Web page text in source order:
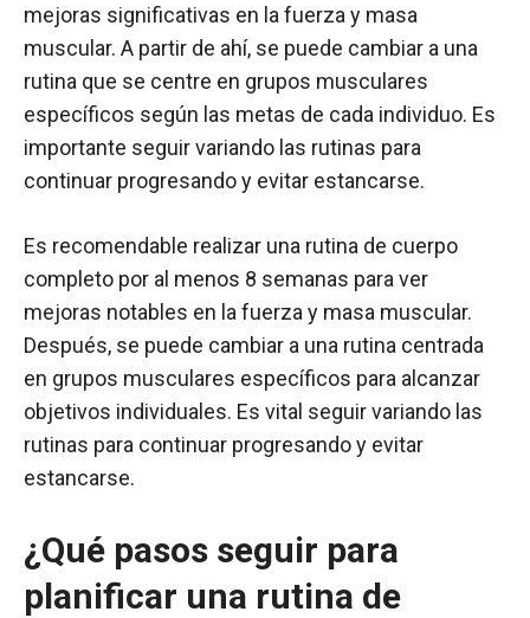
mejoras significativas en la fuerza y masa
muscular. A partir de ahí, se puede cambiar a una
rutina que se centre en grupos musculares
específicos según las metas de cada individuo. Es
importante seguir variando las rutinas para
continuar progresando y evitar estancarse.
Es recomendable realizar una rutina de cuerpo
completo por al menos 8 semanas para ver
mejoras notables en la fuerza y masa muscular.
Después, se puede cambiar a una rutina centrada
en grupos musculares específicos para alcanzar
objetivos individuales. Es vital seguir variando las
rutinas para continuar progresando y evitar
estancarse.
¿Qué pasos seguir para
planificar una rutina de